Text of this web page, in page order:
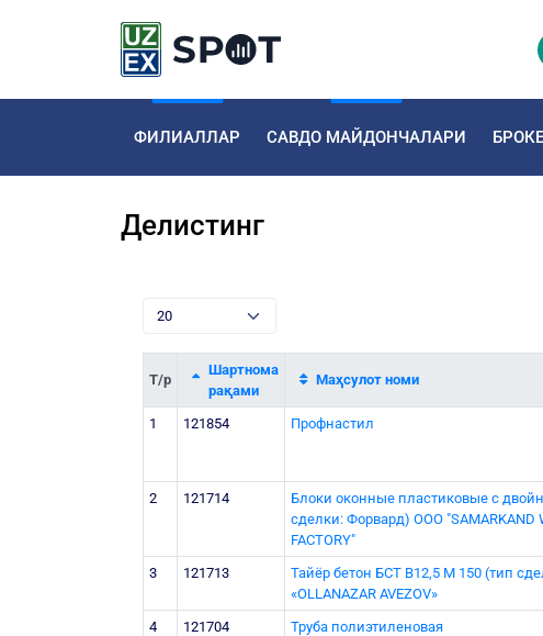
ФИЛИАЛЛАР САВДО МАЙДОНЧАЛАРИ
Делистинг
Т/р
Шартнома
рақами
Маҳсулот номи
1 121854 Профнастил
2 121714
Блоки оконные пластиковые с
сделки: Форвард) ООО "SAMARKAND
FACTORY"
3
121713
Тайёр бетон БСТ В12,5 М 150 (тип
«OLLANAZAR AVEZOV»
4
121704 Труба полиэтиленовая